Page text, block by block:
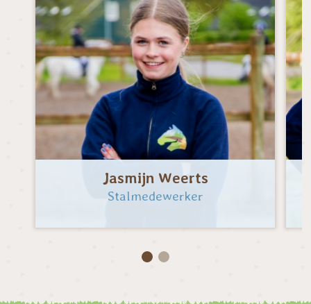
Jasmijn Weerts
Stalmedewerker